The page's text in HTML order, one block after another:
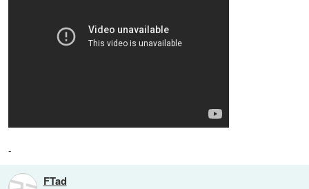
-
FTad